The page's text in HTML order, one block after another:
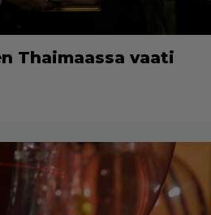
Thaimaassa vaati